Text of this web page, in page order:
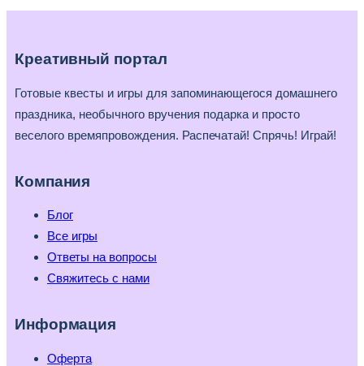
Креативный портал
Готовые квесты и игры для запоминающегося домашнего
праздника, необычного вручения подарка и просто
веселого времяпровождения. Распечатай! Спрячь! Играй!
Компания
Блог
Все игры
Ответы на вопросы
Свяжитесь с нами
Информация
Оферта